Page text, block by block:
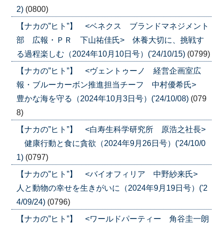
2) (0800)
【ナカの”ヒト”】 <ベネクス ブランドマネジメント
部 広報・ＰＲ 下山祐佳氏> 休養大切に、挑戦す
る過程楽しむ（2024年10月10日号）('24/10/15) (0799)
【ナカの”ヒト”】 <ヴェントゥーノ 経営企画室広
報・ブルーカーボン推進担当チーフ 中村優希氏>
豊かな海を守る（2024年10月3日号）('24/10/08) (079
8)
【ナカの”ヒト”】 <白寿生科学研究所 原浩之社長>
健康行動と食に貪欲（2024年9月26日号）('24/10/0
1) (0797)
【ナカの”ヒト”】 <バイオフィリア 中野紗来氏>
人と動物の幸せを生きがいに（2024年9月19日号）('2
4/09/24) (0796)
【ナカの”ヒト”】 <ワールドパーティー 角谷圭一朗